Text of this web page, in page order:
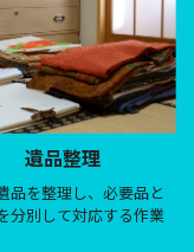
遺品整理
品を整理し、必要品と
分別して対応する作業